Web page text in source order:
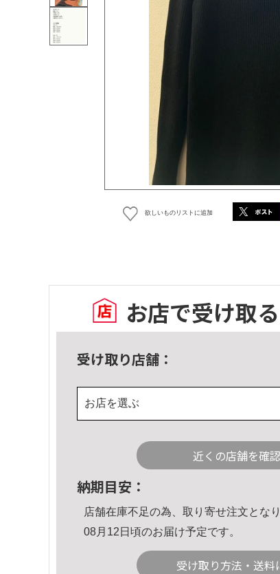
欲しいものリストに追加
お店で受け取る
受け取り店舗：
お店を選ぶ
近くの店舗を確
納期目安：
店舗在庫不足の為、取り寄せ注文となり
08月12日頃のお届け予定です。
受け取り方法・送料